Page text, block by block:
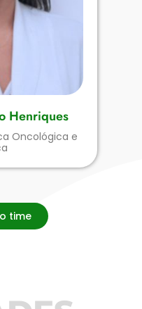
Henriques
Oncológica e
time